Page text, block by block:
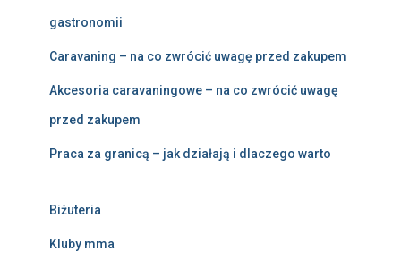
gastronomii
Caravaning – na co zwrócić uwagę przed zakupem
Akcesoria caravaningowe – na co zwrócić uwagę
przed zakupem
Praca za granicą – jak działają i dlaczego warto
Biżuteria
Kluby mma